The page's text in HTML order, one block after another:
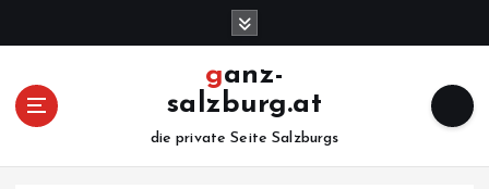
ganz-
salzburg.at
die private Seite Salzburgs